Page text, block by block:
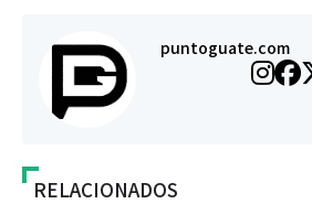
puntoguate.com
RELACIONADOS